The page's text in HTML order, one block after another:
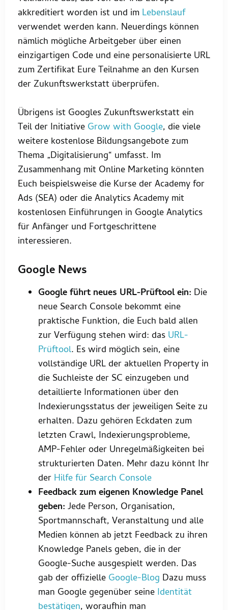
akkreditiert worden ist und im Lebenslauf
verwendet werden kann. Neuerdings können
nämlich mögliche Arbeitgeber über einen
einzigartigen Code und eine personalisierte URL
zum Zertifikat Eure Teilnahme an den Kursen
der Zukunftswerkstatt überprüfen.
Übrigens ist Googles Zukunftswerkstatt ein
Teil der Initiative Grow with Google, die viele
weitere kostenlose Bildungsangebote zum
Thema „Digitalisierung“ umfasst. Im
Zusammenhang mit Online Marketing könnten
Euch beispielsweise die Kurse der Academy for
Ads (SEA) oder die Analytics Academy mit
kostenlosen Einführungen in Google Analytics
für Anfänger und Fortgeschrittene
interessieren.
Google News
Google führt neues URL-Prüftool ein: Die
neue Search Console bekommt eine
praktische Funktion, die Euch bald allen
zur Verfügung stehen wird: das URL-
Prüftool. Es wird möglich sein, eine
vollständige URL der aktuellen Property in
die Suchleiste der SC einzugeben und
detaillierte Informationen über den
Indexierungsstatus der jeweiligen Seite zu
erhalten. Dazu gehören Eckdaten zum
letzten Crawl, Indexierungsprobleme,
AMP-Fehler oder Unregelmäßigkeiten bei
strukturierten Daten. Mehr dazu könnt Ihr
der Hilfe für Search Console
Feedback zum eigenen Knowledge Panel
geben: Jede Person, Organisation,
Sportmannschaft, Veranstaltung und alle
Medien können ab jetzt Feedback zu ihren
Knowledge Panels geben, die in der
Google-Suche ausgespielt werden. Das
gab der offizielle Google-Blog Dazu muss
man Google gegenüber seine Identität